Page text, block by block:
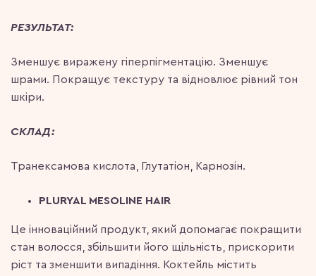
РЕЗУЛЬТАТ:
Зменшує виражену гіперпігментацію. Зменшує
шрами. Покращує текстуру та відновлює рівний тон
шкіри.
СКЛАД:
Транексамова кислота, Глутатіон, Карнозін.
PLURYAL MESOLINE HAIR
Це інноваційний продукт, який допомагає покращити
стан волосся, збільшити його щільність, прискорити
ріст та зменшити випадіння. Коктейль містить